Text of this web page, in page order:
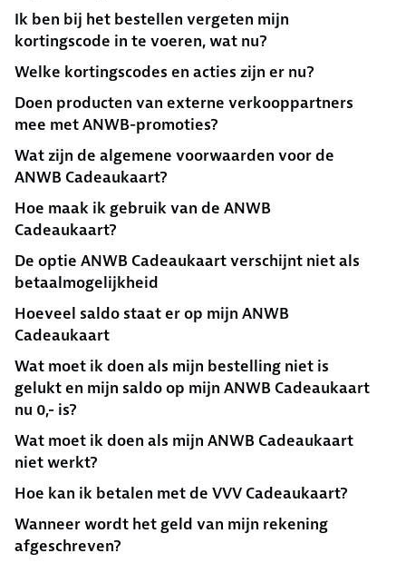
Ik ben bij het bestellen vergeten mijn
kortingscode in te voeren, wat nu?
Welke kortingscodes en acties zijn er nu?
Doen producten van externe verkooppartners
mee met ANWB-promoties?
Wat zijn de algemene voorwaarden voor de
ANWB Cadeaukaart?
Hoe maak ik gebruik van de ANWB
Cadeaukaart?
De optie ANWB Cadeaukaart verschijnt niet als
betaalmogelijkheid
Hoeveel saldo staat er op mijn ANWB
Cadeaukaart
Wat moet ik doen als mijn bestelling niet is
gelukt en mijn saldo op mijn ANWB Cadeaukaart
nu 0,- is?
Wat moet ik doen als mijn ANWB Cadeaukaart
niet werkt?
Hoe kan ik betalen met de VVV Cadeaukaart?
Wanneer wordt het geld van mijn rekening
afgeschreven?